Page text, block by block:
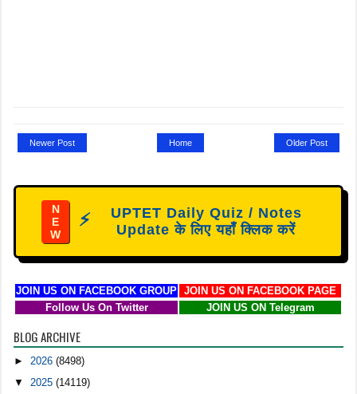
Newer Post Older Post
Home
N
E
W
⚡
UPTET Daily Quiz / Notes
Update के लिए यहाँ क्लिक करें
JOIN US ON FACEBOOK GROUP
JOIN US ON FACEBOOK PAGE
Follow Us On Twitter
JOIN US ON Telegram
BLOG ARCHIVE
►2026(8498)
▼ 2025(14119)